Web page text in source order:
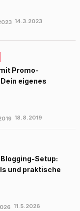
14.3.2023
Promo-
eigenes
18.8.2019
Setup:
und praktische
11.5.2026